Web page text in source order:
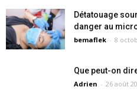
Détatouage
danger au
bemaflek - 8
Que peut-on
Adrien - 26 août